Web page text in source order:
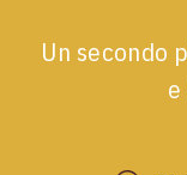
Un secondo